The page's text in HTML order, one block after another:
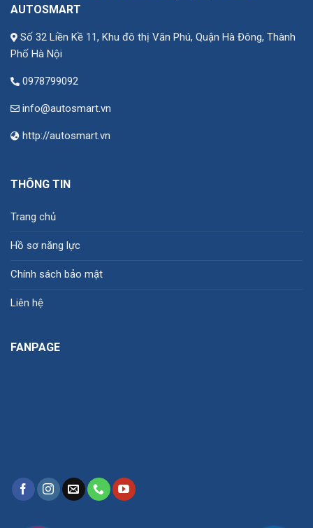
AUTOSMART
Số 32 Liền Kề 11, Khu đô thị Văn Phú, Quận Hà Đông, Thành
Phố Hà Nội
0978799092
info@autosmart.vn
http://autosmart.vn
THÔNG TIN
Trang chủ
Hồ sơ năng lực
Chính sách bảo mật
Liên hệ
FANPAGE